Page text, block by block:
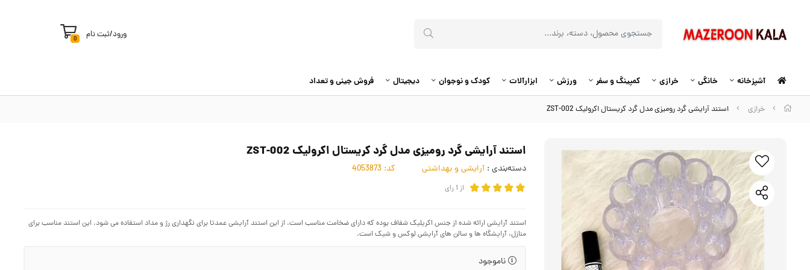
ورود/ثبت نام 0
آشپزخانه خانگی خرازی کمپینگ و سفر ورزش ابزارآلات کودک و نوجوان دیجیتال فروش جینی و تعداد
خرازی استند آرایشی گرد رومیزی مدل گرد کریستال اکرولیک ZST-002
استند آرایشی گرد رومیزی مدل گرد کریستال اکرولیک ZST-002
دسته‌بندی : آرایشی و بهداشتی کد:
از 1رای
استند آرایشی ارائه شده از جنس اکریلیک شفاف بوده که دارای ضخامت مناسب است. از این استند آرایشی عمدتا برای نگهداری رژ و مداد استفاده می شود. این استند مناسب برای
منازل، آرایشگاه ها و سالن های آرایشی لوکس و شیک است.
ناموجود